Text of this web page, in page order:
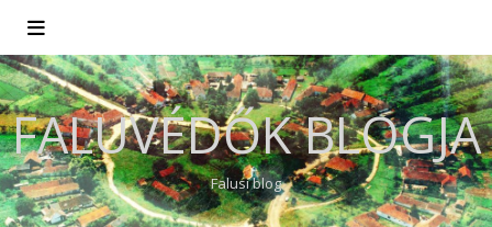
FALUVÉDŐK BLOGJA
Falusi blog